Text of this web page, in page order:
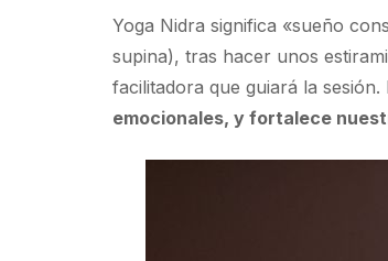
Yoga Nidra significa «sueño
supina), tras hacer unos
facilitadora que guiará la sesión.
emocionales, y fortalece